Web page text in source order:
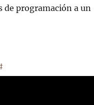
de programación a un